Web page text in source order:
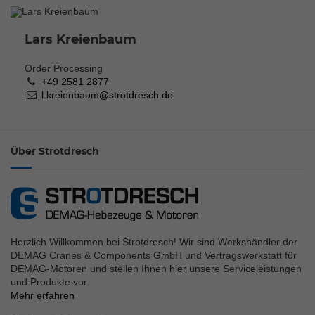
Lars Kreienbaum
Order Processing
+49 2581 2877
l.kreienbaum@strotdresch.de
Über Strotdresch
Herzlich Willkommen bei Strotdresch! Wir sind Werkshändler der
DEMAG Cranes & Components GmbH und Vertragswerkstatt für
DEMAG-Motoren und stellen Ihnen hier unsere Serviceleistungen
und Produkte vor.
Mehr erfahren